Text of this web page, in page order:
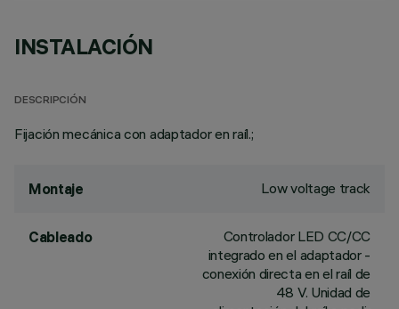
INSTALACIÓN
DESCRIPCIÓN
Fijación mecánica con adaptador en raíl.;
Montaje Low voltage track
Cableado
Controlador LED CC/CC
integrado en el adaptador -
conexión directa en el raíl de
48 V. Unidad de